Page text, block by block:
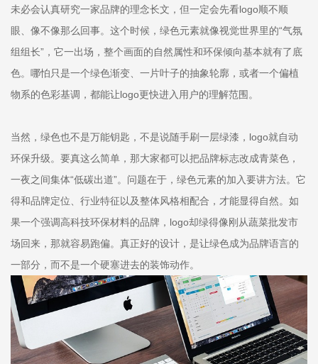
未必会认真研究一家品牌的理念长文，但一定会先看logo顺不顺
眼、像不像那么回事。这个时候，绿色元素就像视觉世界里的“气氛
组组长”，它一出场，整个画面的自然属性和环保倾向基本就有了底
色。哪怕只是一个绿色渐变、一片叶子的抽象轮廓，或者一个偏植
物系的色彩基调，都能让logo更快进入用户的理解范围。
当然，绿色也不是万能钥匙，不是说随手刷一层绿漆，logo就自动
环保升级。要真这么简单，那大家都可以把品牌标志改成青菜色，
一夜之间集体“低碳出道”。问题在于，绿色元素的加入要讲方法。它
得和品牌定位、行业特征以及整体风格相配合，才能显得自然。如
果一个强调高科技环保材料的品牌，logo却绿得像刚从蔬菜批发市
场回来，那就容易跑偏。真正好的设计，是让绿色成为品牌语言的
一部分，而不是一个硬塞进去的装饰动作。